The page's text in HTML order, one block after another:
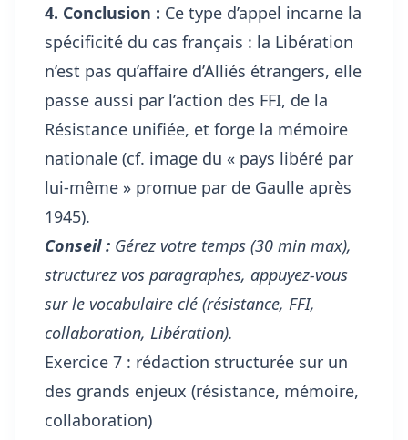
4. Conclusion : Ce type d’appel incarne la
spécificité du cas français : la Libération
n’est pas qu’affaire d’Alliés étrangers, elle
passe aussi par l’action des FFI, de la
Résistance unifiée, et forge la mémoire
nationale (cf. image du « pays libéré par
lui-même » promue par de Gaulle après
1945).
Conseil : Gérez votre temps (30 min max),
structurez vos paragraphes, appuyez-vous
sur le vocabulaire clé (résistance, FFI,
collaboration, Libération).
Exercice 7 : rédaction structurée sur un
des grands enjeux (résistance, mémoire,
collaboration)